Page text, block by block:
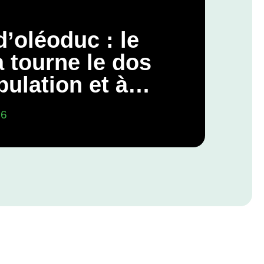
: le
tourne le dos
et à